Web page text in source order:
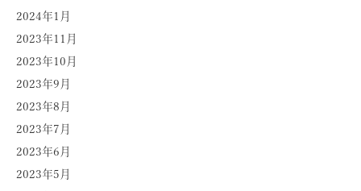
2024年1月
2023年11月
2023年10月
2023年9月
2023年8月
2023年7月
2023年6月
2023年5月